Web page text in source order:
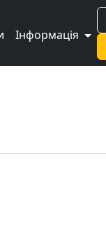
Інформація